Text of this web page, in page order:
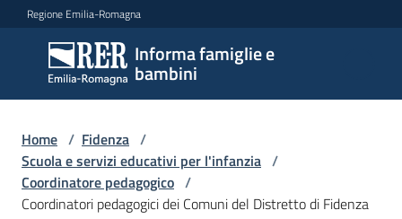
Vai al contenuto
Vai alla navigazione
Vai al footer
Regione Emilia-Romagna
Informa famiglie e
bambini
Informa
famiglie
e
bambini
Argomenti
Home / Fidenza /
Scuola e servizi educativi per l'infanzia /
Coordinatore pedagogico /
Coordinatori pedagogici dei Comuni del Distretto di Fidenza